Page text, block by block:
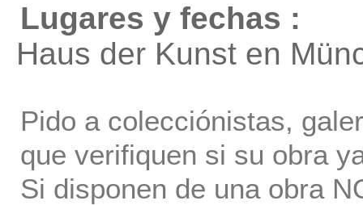
Lugares y fechas :
Haus der Kunst en
Pido a colecciónistas,
que verifiquen si su obra
Si disponen de una obra